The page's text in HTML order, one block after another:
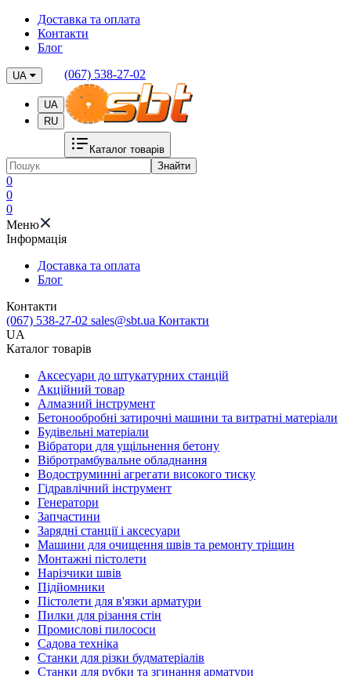
Доставка та оплата
Контакти
Блог
UA
UA
RU
(067) 538-27-02
Каталог товарів
Знайти
0
0
0
Меню
Iнформація
Доставка та оплата
Блог
Контакти
(067) 538-27-02 sales@sbt.ua Контакти
UA
Каталог товарів
Аксесуари до штукатурних станцій
Акційний товар
Алмазний інструмент
Бетонообробні затирочні машини та витратні матеріали
Будівельні матеріали
Вібратори для ущільнення бетону
Вібротрамбувальне обладнання
Водоструминні агрегати високого тиску
Гідравлічний інструмент
Генератори
Запчастини
Зарядні станції і аксесуари
Машини для очищення швів та ремонту тріщин
Монтажні пістолети
Нарізчики швів
Підйомники
Пістолети для в'язки арматури
Пилки для різання стін
Промислові пилососи
Садова техніка
Станки для різки будматеріалів
Станки для рубки та згинання арматури